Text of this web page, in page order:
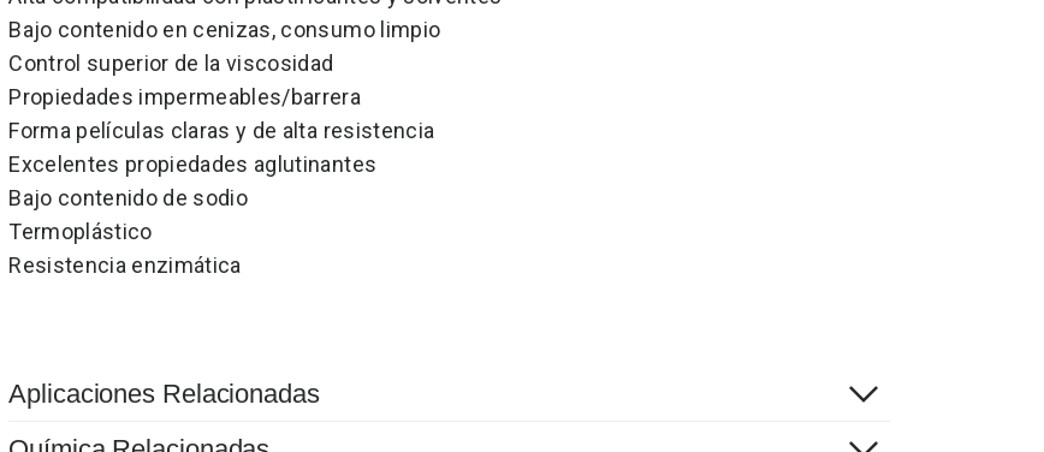
Bajo contenido en cenizas, consumo limpio
Control superior de la viscosidad
Propiedades impermeables/barrera
Forma películas claras y de alta resistencia
Excelentes propiedades aglutinantes
Bajo contenido de sodio
Termoplástico
Resistencia enzimática
Aplicaciones Relacionadas